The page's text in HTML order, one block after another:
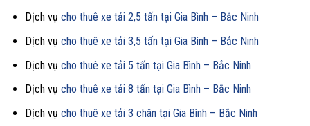
Dịch vụ cho thuê xe tải 2,5 tấn tại Gia Bình – Bắc Ninh
Dịch vụ cho thuê xe tải 3,5 tấn tại Gia Bình – Bắc Ninh
Dịch vụ cho thuê xe tải 5 tấn tại Gia Bình – Bắc Ninh
Dịch vụ cho thuê xe tải 8 tấn tại Gia Bình – Bắc Ninh
Dịch vụ cho thuê xe tải 3 chân tại Gia Bình – Bắc Ninh